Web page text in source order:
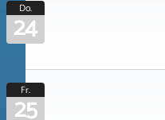
Do.
24
Fr.
25